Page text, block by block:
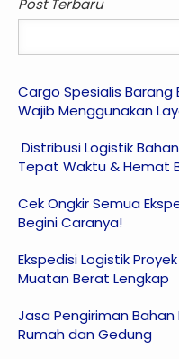
Post Terbaru
Cargo Spesialis
Wajib Menggunakan
Distribusi Logistik
Tepat Waktu & Hemat
Cek Ongkir Semua
Begini Caranya!
Ekspedisi Logistik
Muatan Berat Lengkap
Jasa Pengiriman Bahan
Rumah dan Gedung